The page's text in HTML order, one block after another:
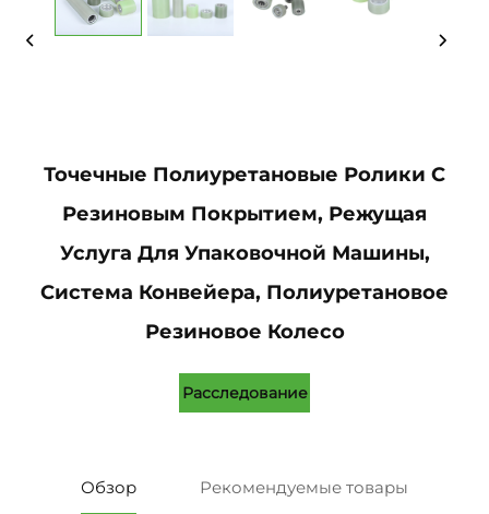
Точечные Полиуретановые Ролики С
Резиновым Покрытием, Режущая
Услуга Для Упаковочной Машины,
Система Конвейера, Полиуретановое
Резиновое Колесо
Расследование
Обзор Рекомендуемые товары